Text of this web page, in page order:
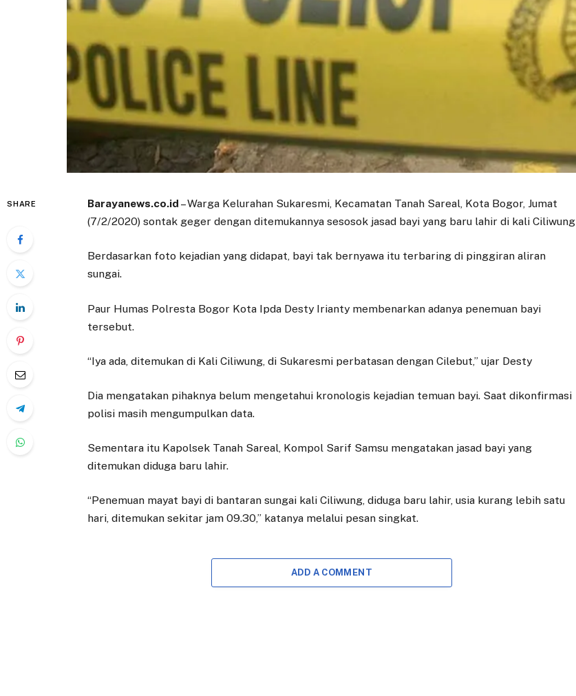
SHARE Barayanews.co.id – Warga Kelurahan Sukaresmi, Kecamatan Tanah Sareal, Kota Bogor, Jumat
(7/2/2020) sontak geger dengan ditemukannya sesosok jasad bayi yang baru lahir di kali Ciliwung
Berdasarkan foto kejadian yang didapat, bayi tak bernyawa itu terbaring di pinggiran aliran
sungai.
Paur Humas Polresta Bogor Kota Ipda Desty Irianty membenarkan adanya penemuan bayi
tersebut.
“Iya ada, ditemukan di Kali Ciliwung, di Sukaresmi perbatasan dengan Cilebut,” ujar Desty
Dia mengatakan pihaknya belum mengetahui kronologis kejadian temuan bayi. Saat dikonfirmasi
polisi masih mengumpulkan data.
Sementara itu Kapolsek Tanah Sareal, Kompol Sarif Samsu mengatakan jasad bayi yang
ditemukan diduga baru lahir.
“Penemuan mayat bayi di bantaran sungai kali Ciliwung, diduga baru lahir, usia kurang lebih satu
hari, ditemukan sekitar jam 09.30,” katanya melalui pesan singkat.
ADD A COMMENT